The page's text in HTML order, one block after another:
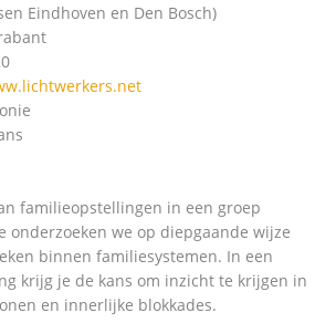
Eindhoven en Den Bosch)
familieopstellingen in een groep
onderzoeken we op diepgaande wijze
binnen familiesystemen. In een
krijg je de kans om inzicht te krijgen in
en innerlijke blokkades.